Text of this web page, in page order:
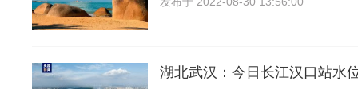
湖北武汉：今日长江汉口站水